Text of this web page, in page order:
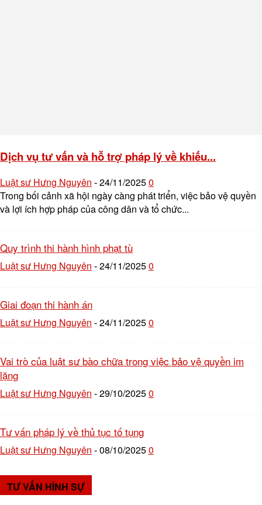
Dịch vụ tư vấn và hỗ trợ pháp lý về khiếu...
Luật sư Hưng Nguyên - 24/11/20250
Trong bối cảnh xã hội ngày càng phát triển, việc bảo vệ quyền
và lợi ích hợp pháp của công dân và tổ chức...
Quy trình thi hành hình phạt tù
Luật sư Hưng Nguyên - 24/11/20250
Giai đoạn thi hành án
Luật sư Hưng Nguyên - 24/11/20250
Vai trò của luật sư bào chữa trong việc bảo vệ quyền im
lặng
Luật sư Hưng Nguyên - 29/10/20250
Tư vấn pháp lý về thủ tục tố tụng
Luật sư Hưng Nguyên - 08/10/20250
TƯ VẤN HÌNH SỰ